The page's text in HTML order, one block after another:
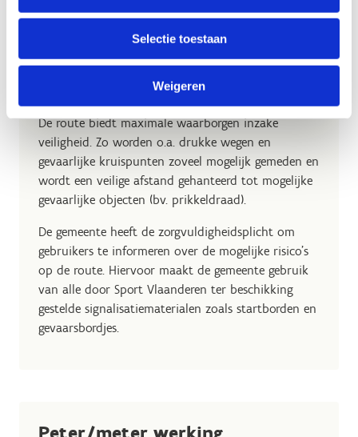
Selectie toestaan
Weigeren
De route biedt maximale waarborgen inzake
veiligheid. Zo worden o.a. drukke wegen en
gevaarlijke kruispunten zoveel mogelijk gemeden en
wordt een veilige afstand gehanteerd tot mogelijke
gevaarlijke objecten (bv. prikkeldraad).
De gemeente heeft de zorgvuldigheidsplicht om
gebruikers te informeren over de mogelijke risico’s
op de route. Hiervoor maakt de gemeente gebruik
van alle door Sport Vlaanderen ter beschikking
gestelde signalisatiematerialen zoals startborden en
gevaarsbordjes.